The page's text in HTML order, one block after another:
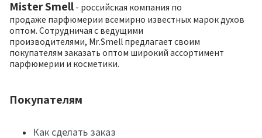
Mister Smell - российская компания по
продаже парфюмерии всемирно известных марок духов
оптом. Сотрудничая с ведущими
производителями, Mr.Smell предлагает своим
покупателям заказать оптом широкий ассортимент
парфюмерии и косметики.
Покупателям
Как сделать заказ